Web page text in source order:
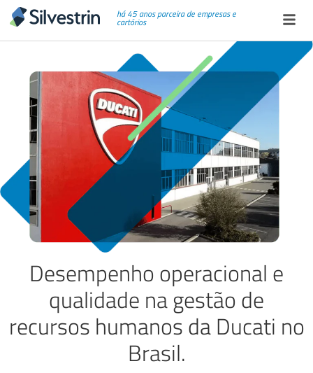
há 45 anos parceira de empresas e
cartórios
Desempenho operacional e
qualidade na gestão de
recursos humanos da Ducati no
Brasil.